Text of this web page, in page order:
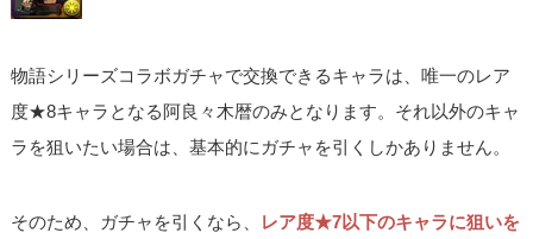
物語シリーズコラボガチャで交換できるキャラは、唯一のレア
度★8キャラとなる阿良々木暦のみとなります。それ以外のキャ
ラを狙いたい場合は、基本的にガチャを引くしかありません。
そのため、ガチャを引くなら、 レア度★7以下のキャラに狙いを